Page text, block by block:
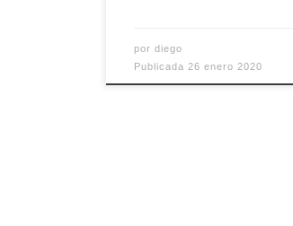
por diego
Publicada 26 enero 2020